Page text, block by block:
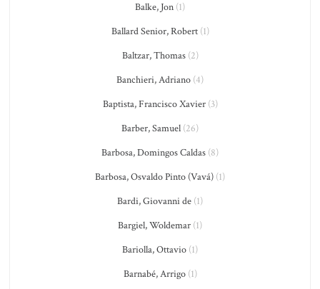
Balke, Jon (1)
Ballard Senior, Robert(1)
Baltzar, Thomas(2)
Banchieri, Adriano (4)
Baptista, Francisco Xavier(3)
Barber, Samuel (26)
Barbosa, Domingos Caldas (8)
Barbosa, Osvaldo Pinto (Vavá) (1)
Bardi, Giovanni de (1)
Bargiel, Woldemar (1)
Bariolla, Ottavio (1)
Barnabé, Arrigo(1)